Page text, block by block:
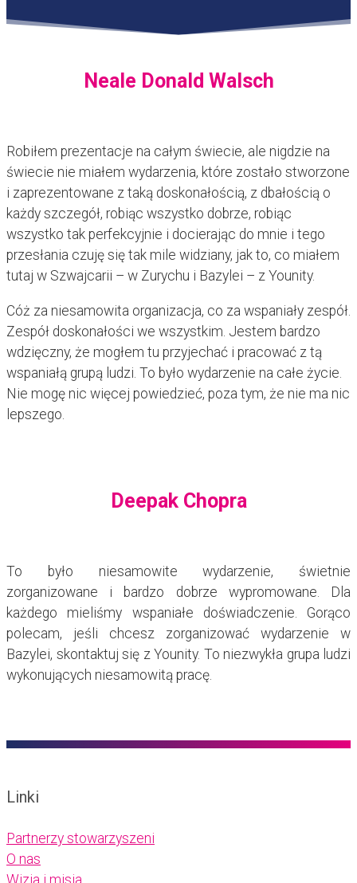
Neale Donald Walsch
Robiłem prezentacje na całym świecie, ale nigdzie na
świecie nie miałem wydarzenia, które zostało stworzone
i zaprezentowane z taką doskonałością, z dbałością o
każdy szczegół, robiąc wszystko dobrze, robiąc
wszystko tak perfekcyjnie i docierając do mnie i tego
przesłania czuję się tak mile widziany, jak to, co miałem
tutaj w Szwajcarii – w Zurychu i Bazylei – z Younity.
Cóż za niesamowita organizacja, co za wspaniały zespół.
Zespół doskonałości we wszystkim. Jestem bardzo
wdzięczny, że mogłem tu przyjechać i pracować z tą
wspaniałą grupą ludzi. To było wydarzenie na całe życie.
Nie mogę nic więcej powiedzieć, poza tym, że nie ma nic
lepszego.
Deepak Chopra
To było niesamowite wydarzenie, świetnie
zorganizowane i bardzo dobrze wypromowane. Dla
każdego mieliśmy wspaniałe doświadczenie. Gorąco
polecam, jeśli chcesz zorganizować wydarzenie w
Bazylei, skontaktuj się z Younity. To niezwykła grupa ludzi
wykonujących niesamowitą pracę.
Linki
Partnerzy stowarzyszeni
O nas